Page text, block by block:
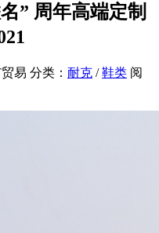
” 周年高端定制
易 分类： 耐克 /鞋类 阅